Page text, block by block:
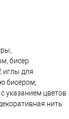
бисер
иглы для
бисером,
указанием цветов
нить